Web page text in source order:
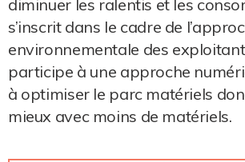
diminuer les ralentis et les
s’inscrit dans le cadre de
environnementale des
participe à une approche
à optimiser le parc matériels
mieux avec moins de matériels.